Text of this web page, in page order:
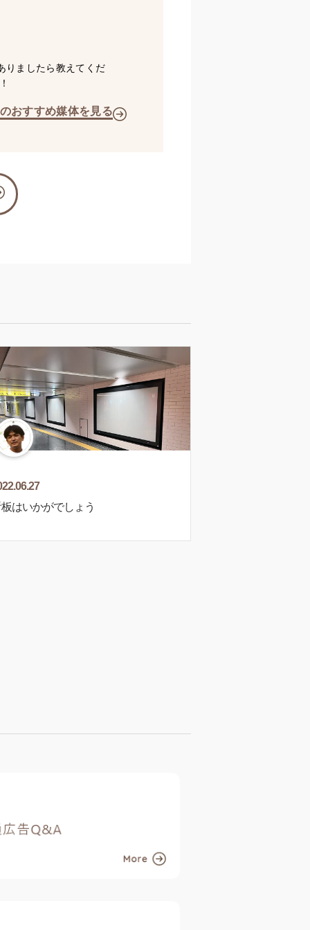
りましたら教えてくだ
おすすめ媒体を見る
はいかがでしょう